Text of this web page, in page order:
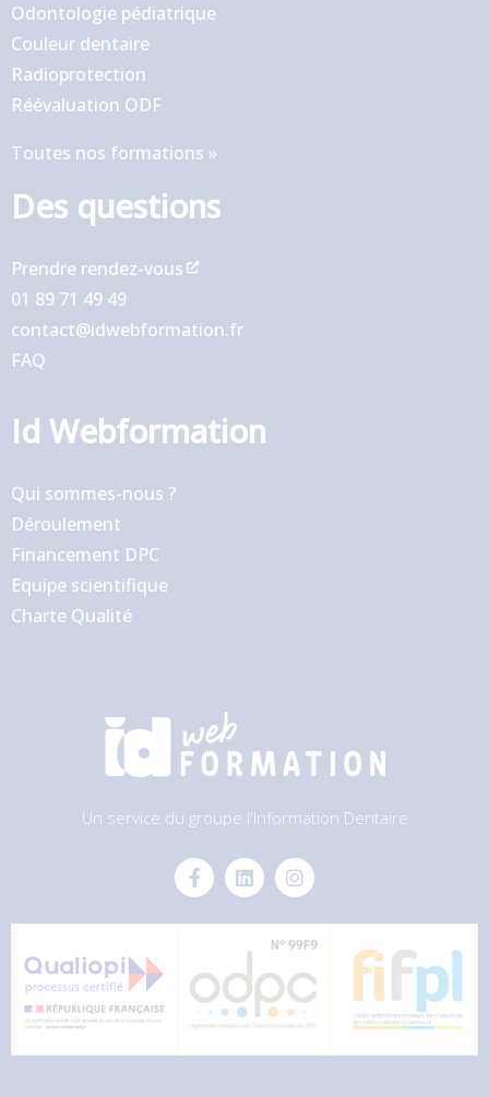
Odontologie pédiatrique
Couleur dentaire
Radioprotection
Réévaluation ODF
Toutes nos formations »
Des questions
Prendre rendez-vous
01 89 71 49 49
contact@idwebformation.fr
FAQ
Id Webformation
Qui sommes-nous ?
Déroulement
Financement DPC
Equipe scientifique
Charte Qualité
Un service du groupe l'Information Dentaire